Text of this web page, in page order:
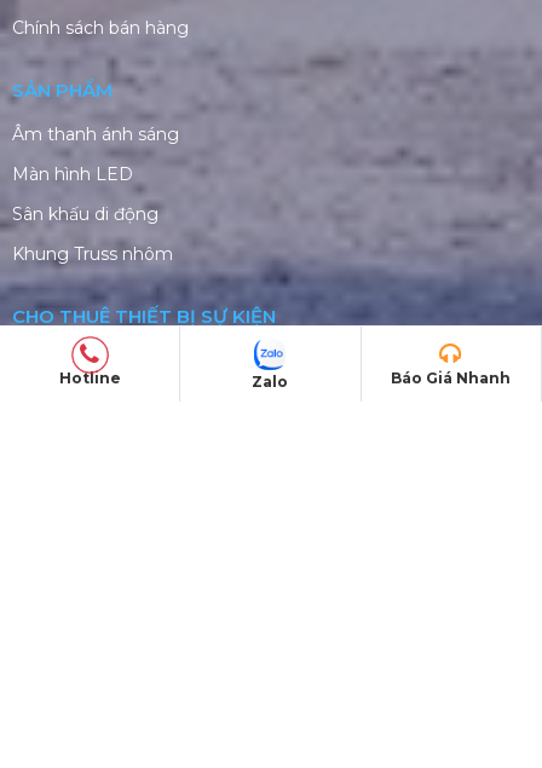
Chính sách bán hàng
SẢN PHẨM
Âm thanh ánh sáng
Màn hình LED
Sân khấu di động
Khung Truss nhôm
CHO THUÊ THIẾT BỊ SỰ KIỆN
Âm thanh ánh sáng
Hotline Báo Giá Nhanh
Zalo